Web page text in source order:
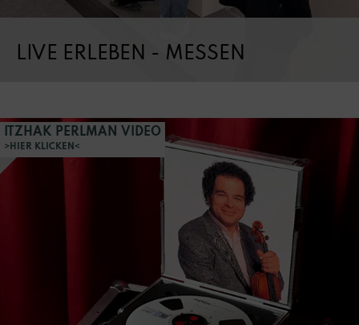
LIVE ERLEBEN - MESSEN
ITZHAK PERLMAN VIDEO
>HIER KLICKEN<